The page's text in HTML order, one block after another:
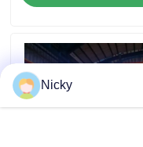
Vraag een offerte
PSA
De Generator van
Nicky